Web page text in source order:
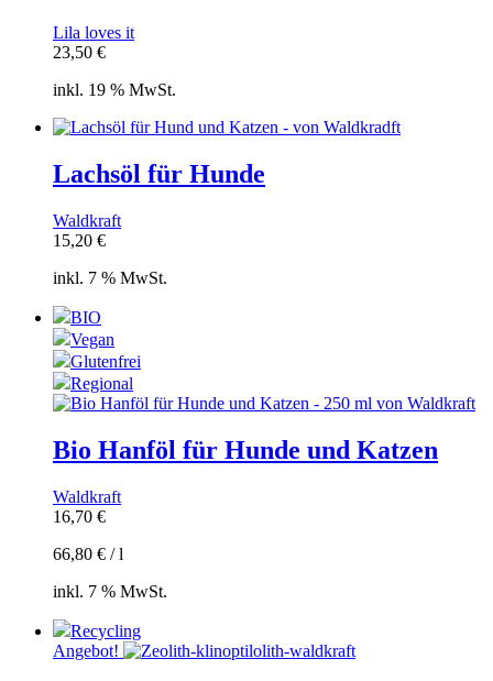
Lila loves it
23,50 €
inkl. 19 % MwSt.
Lachsöl für Hunde
Waldkraft
15,20 €
inkl. 7 % MwSt.
BIO
Vegan
Glutenfrei
Regional
Bio Hanföl für Hunde und Katzen
Waldkraft
16,70 €
66,80 € /l
inkl. 7 % MwSt.
Recycling
Angebot!